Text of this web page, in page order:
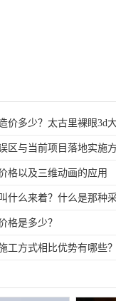
价多少？太古里裸眼3d
区与当前项目落地实施
格以及三维动画的应用
格是多少？